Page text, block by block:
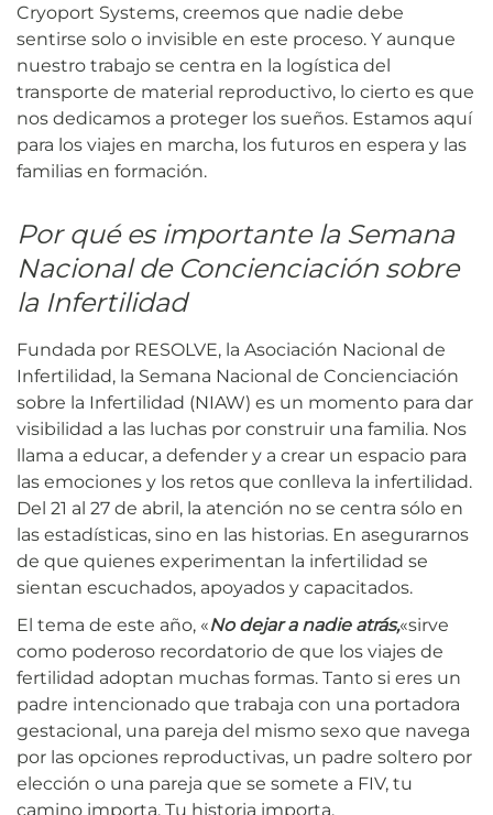
Cryoport Systems, creemos que nadie debe
sentirse solo o invisible en este proceso. Y aunque
nuestro trabajo se centra en la logística del
transporte de material reproductivo, lo cierto es que
nos dedicamos a proteger los sueños. Estamos aquí
para los viajes en marcha, los futuros en espera y las
familias en formación.
Por qué es importante la Semana
Nacional de Concienciación sobre
la Infertilidad
Fundada por RESOLVE, la Asociación Nacional de
Infertilidad, la Semana Nacional de Concienciación
sobre la Infertilidad (NIAW) es un momento para dar
visibilidad a las luchas por construir una familia. Nos
llama a educar, a defender y a crear un espacio para
las emociones y los retos que conlleva la infertilidad.
Del 21 al 27 de abril, la atención no se centra sólo en
las estadísticas, sino en las historias. En asegurarnos
de que quienes experimentan la infertilidad se
sientan escuchados, apoyados y capacitados.
El tema de este año, «No dejar a nadie atrás,«sirve
como poderoso recordatorio de que los viajes de
fertilidad adoptan muchas formas. Tanto si eres un
padre intencionado que trabaja con una portadora
gestacional, una pareja del mismo sexo que navega
por las opciones reproductivas, un padre soltero por
elección o una pareja que se somete a FIV, tu
camino importa. Tu historia importa.